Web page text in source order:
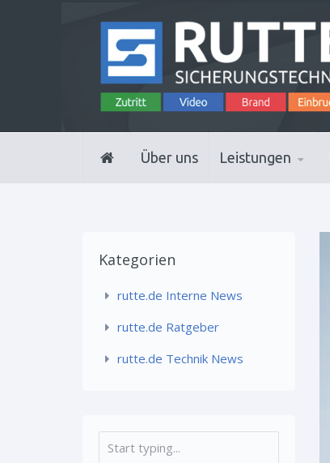
Über uns Leistungen
Kategorien
rutte.de Interne News
rutte.de Ratgeber
rutte.de Technik News